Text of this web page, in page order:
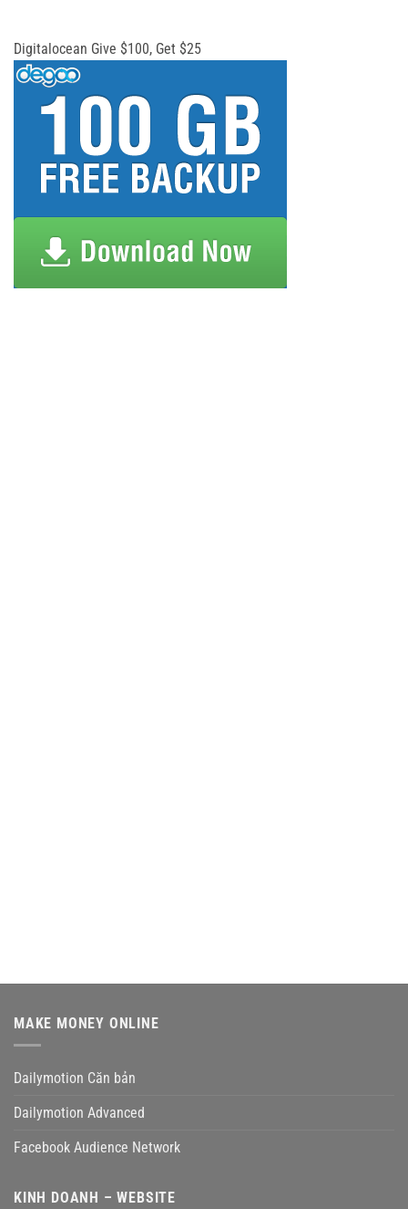
Digitalocean Give $100, Get $25
MAKE MONEY ONLINE
Dailymotion Căn bản
Dailymotion Advanced
Facebook Audience Network
KINH DOANH – WEBSITE